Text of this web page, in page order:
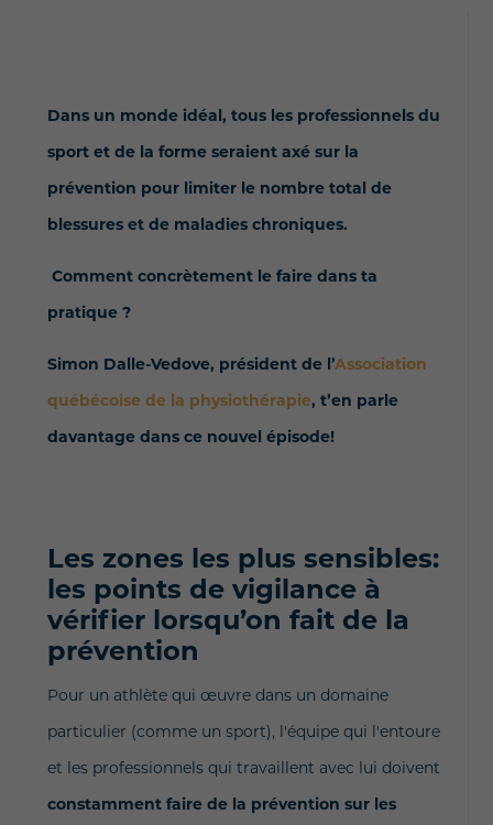
Dans un monde idéal, tous les professionnels du
sport et de la forme seraient axé sur la
prévention pour limiter le nombre total de
blessures et de maladies chroniques.
Comment concrètement le faire dans ta
pratique ?
Simon Dalle-Vedove, président de l’Association
québécoise de la physiothérapie, t’en parle
davantage dans ce nouvel épisode!
Les zones les plus sensibles:
les points de vigilance à
vérifier lorsqu’on fait de la
prévention
Pour un athlète qui œuvre dans un domaine
particulier (comme un sport), l'équipe qui l'entoure
et les professionnels qui travaillent avec lui doivent
constamment faire de la prévention sur les